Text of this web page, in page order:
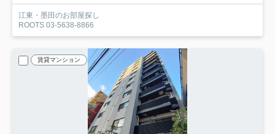
江東・墨田のお部屋探し
ROOTS 03-5638-8866
賃貸マンション